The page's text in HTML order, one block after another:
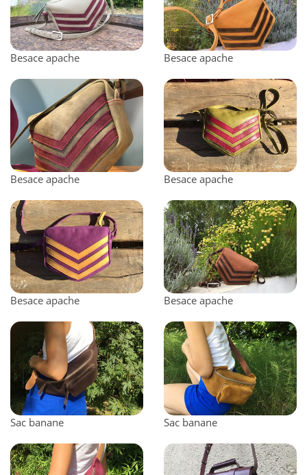
Besace apache Besace apache
Besace apache Besace apache
Besace apache Besace apache
Sac banane Sac banane